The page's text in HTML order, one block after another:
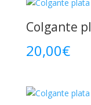
Colgante
20,00€